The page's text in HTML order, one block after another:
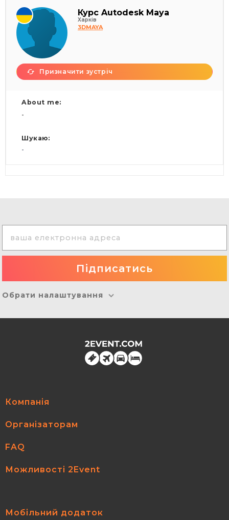
Курс Autodesk Maya
Харків
3DMAYA
Призначити зустріч
About me:
-
Шукаю:
-
Обрати налаштування
Компанія
Організаторам
FAQ
Можливості 2Event
Мобільний додаток